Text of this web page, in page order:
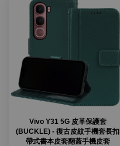
Vivo Y31 5G 皮革保護套
(BUCKLE) - 復古皮紋手機套長扣
帶式書本皮套翻蓋手機皮套